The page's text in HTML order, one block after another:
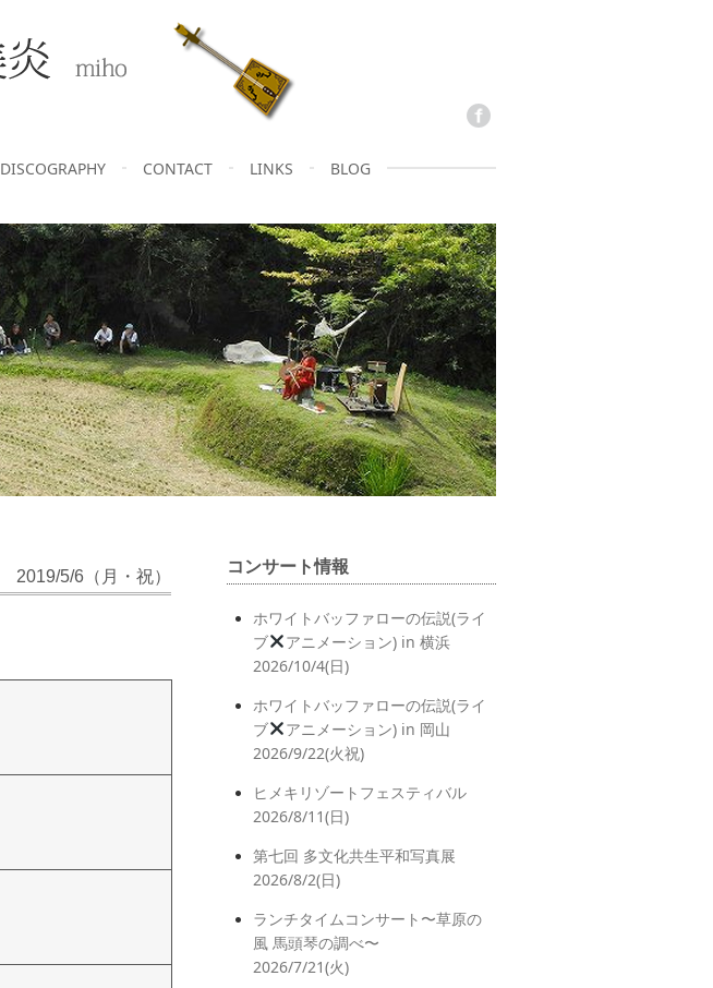
DISCOGRAPHY CONTACT LINKS BLOG
2019/5/6（月・祝）
コンサート情報
ホワイトバッファローの伝説(ライ
ブ
アニメーション) in 横浜
2026/10/4(日)
ホワイトバッファローの伝説(ライ
ブ
アニメーション) in 岡山
2026/9/22(火祝)
ヒメキリゾートフェスティバル
2026/8/11(日)
第七回 多文化共生平和写真展
2026/8/2(日)
ランチタイムコンサート〜草原の
風 馬頭琴の調べ〜
2026/7/21(火)